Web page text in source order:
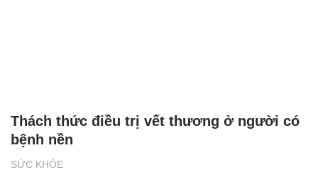
SỨC KHỎE
Thách thức điều trị vết thương ở người có
bệnh nền